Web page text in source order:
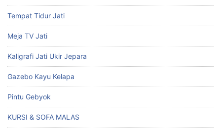
Tempat Tidur Jati
Meja TV Jati
Kaligrafi Jati Ukir Jepara
Gazebo Kayu Kelapa
Pintu Gebyok
KURSI & SOFA MALAS